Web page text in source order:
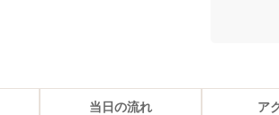
当日の流れ ア